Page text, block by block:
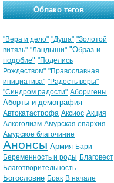
Облако тегов
"Вера и дело" "Душа" "Золотой
витязь" "Ландыши" "Образ и
подобие" "Поделись
Рождеством" "Православная
инициатива" "Радость веры"
"Синдром радости" Аборигены
Аборты и демография
Автокатастрофа Аксиос Акция
Алкоголизм Амурская епархия
Амурское благочиние
Анонсы Армия Бари
Беременность и роды Благовест
Благотворительность
Богословие Брак В начале